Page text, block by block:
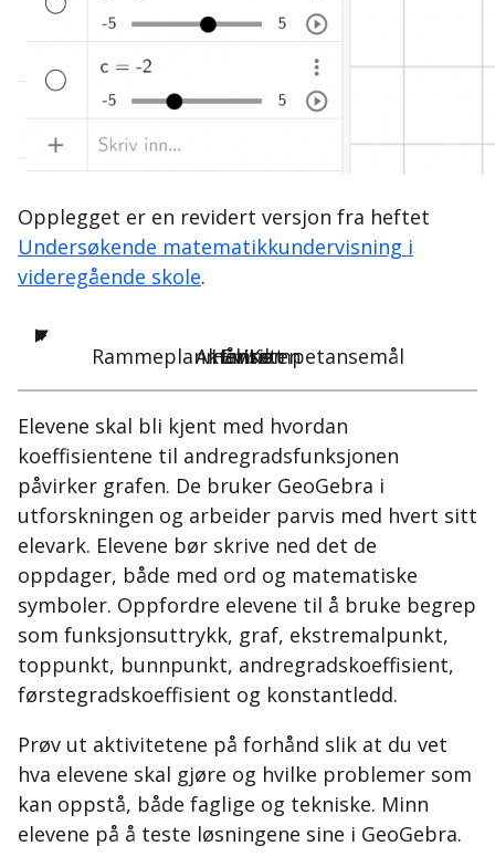
Opplegget er en revidert versjon fra heftet
Undersøkende matematikkundervisning i
videregående skole.
Aktiviteten
Elevene skal bli kjent med hvordan
koeffisientene til andregradsfunksjonen
påvirker grafen. De bruker GeoGebra i
utforskningen og arbeider parvis med hvert sitt
elevark. Elevene bør skrive ned det de
oppdager, både med ord og matematiske
symboler. Oppfordre elevene til å bruke begrep
som funksjonsuttrykk, graf, ekstremalpunkt,
toppunkt, bunnpunkt, andregradskoeffisient,
førstegradskoeffisient og konstantledd.
Prøv ut aktivitetene på forhånd slik at du vet
hva elevene skal gjøre og hvilke problemer som
kan oppstå, både faglige og tekniske. Minn
elevene på å teste løsningene sine i GeoGebra.
Hensikt
Emne
Rammeplanmål/Kompetansemål